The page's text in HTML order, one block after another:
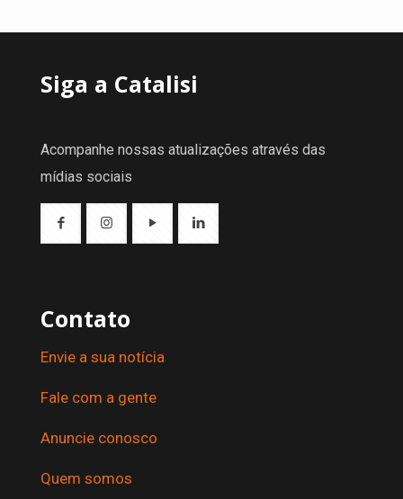
Siga a Catalisi
Acompanhe nossas atualizações através das
mídias sociais
Contato
Envie a sua notícia
Fale com a gente
Anuncie conosco
Quem somos